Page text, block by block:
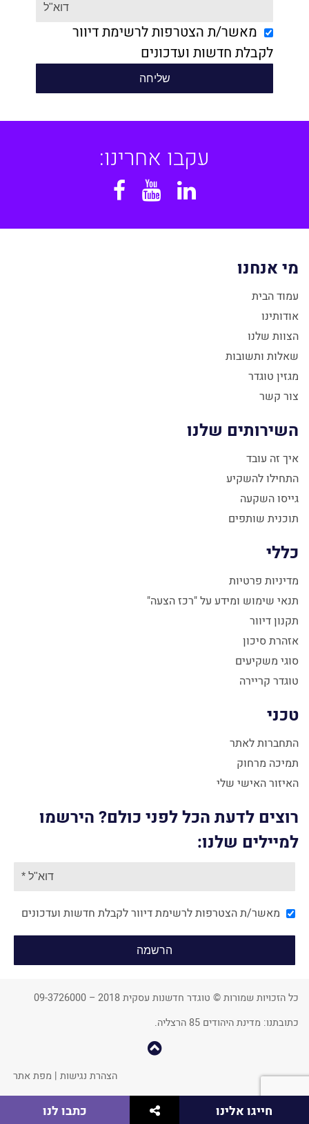
מאשר/ת הצטרפות לרשימת דיוור
לקבלת חדשות ועדכונים
עקבו אחרינו:
Linkedin
YouTube
מי אנחנו
עמוד הבית
אודותינו
הצוות שלנו
שאלות ותשובות
מגזין טוגדר
צור קשר
השירותים שלנו
איך זה עובד
התחילו להשקיע
גייסו השקעה
תוכנית שותפים
כללי
מדיניות פרטיות
תנאי שימוש ומידע על "רכז הצעה"
תקנון דיוור
אזהרת סיכון
סוגי משקיעים
טוגדר קריירה
טכני
התחברות לאתר
תמיכה מרחוק
האיזור האישי שלי
רוצים לדעת הכל לפני כולם? הירשמו
למיילים שלנו:
מאשר/ת הצטרפות לרשימת דיוור לקבלת חדשות ועדכונים
כל הזכויות שמורות © טוגדר חדשנות עסקית 2018 – 09-3726000
כתובתנו: מדינת היהודים 85 הרצליה.
קפוץ
הצהרת נגישות | מפת אתר
חייגו אלינו שתף כתבו לנו